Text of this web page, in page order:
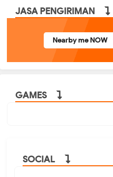
JASA PENGIRIMAN
Nearby me NOW
GAMES
SOCIAL